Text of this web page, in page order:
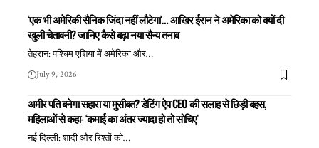
‘एक भी अमेरिकी सैनिक जिंदा नहीं लौटेगा’… आखिर ईरान ने अमेरिका को क्यों दी
खुली चेतावनी? जानिए कैसे बढ़ा नया सैन्य तनाव
तेहरान: पश्चिम एशिया में अमेरिका और…
July 9, 2026
अमीर पति बनेगा सहारा या मुसीबत? डेटिंग ऐप CEO की सलाह से छिड़ी बहस,
महिलाओं से कहा- ‘कमाई का अंतर ज्यादा हो तो सोचिए’
नई दिल्ली: शादी और रिश्तों को…